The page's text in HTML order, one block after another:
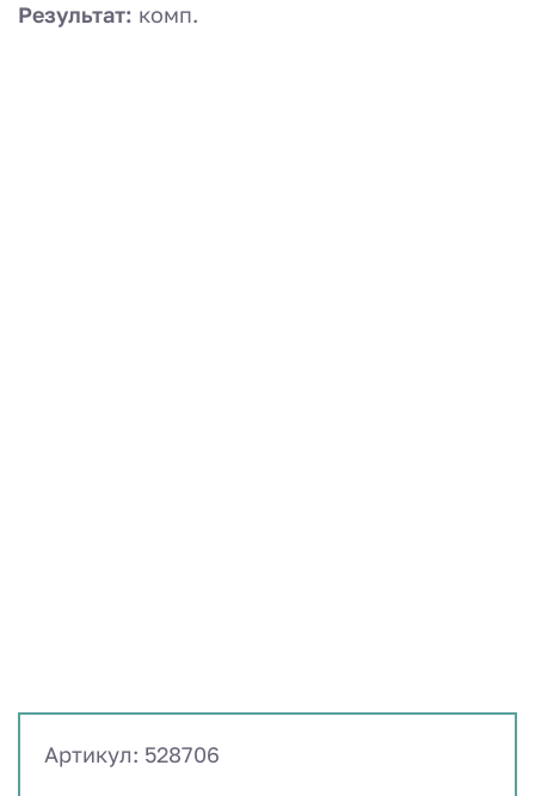
Результат: комп.
Артикул: 528706